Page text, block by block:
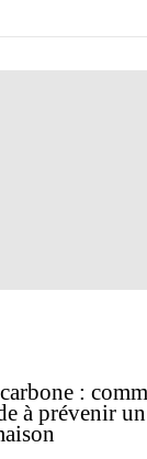
:
à prévenir